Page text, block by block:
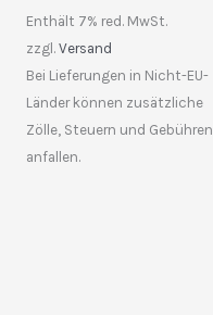
war:
76,00 €
ist:
Enthält 7% red. MwSt.
zzgl. Versand
Bei Lieferungen in Nicht-EU-
Länder können zusätzliche
Zölle, Steuern und Gebühren
anfallen.